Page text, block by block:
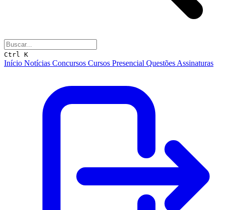
Ctrl K
Início Notícias Concursos Cursos Presencial Questões Assinaturas